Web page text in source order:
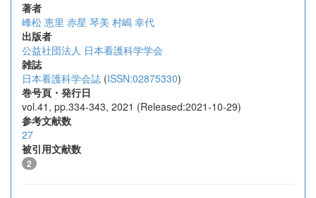
著者
峰松 恵里 赤星 琴美 村嶋 幸代
出版者
公益社団法人 日本看護科学学会
雑誌
日本看護科学会誌 (ISSN:02875330)
巻号頁・発行日
vol.41, pp.334-343, 2021 (Released:2021-10-29)
参考文献数
27
被引用文献数
2